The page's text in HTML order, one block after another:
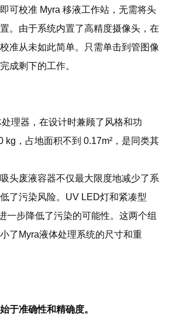
可校准 Myra 移液工作站，无需将头
。由于系统内置了高精度摄像头，在
准从未如此简单。只需单击到管图像
成剩下的工作。
理器，在设计时兼顾了风格和功
kg，占地面积不到 0.17m²，是同类其
头废液容器不仅最大限度地减少了系
了污染风险。UV LED灯和紧凑型
一步降低了污染的可能性。这两个组
了Myra液体处理系统的尺寸和重
于准确性和精确度。